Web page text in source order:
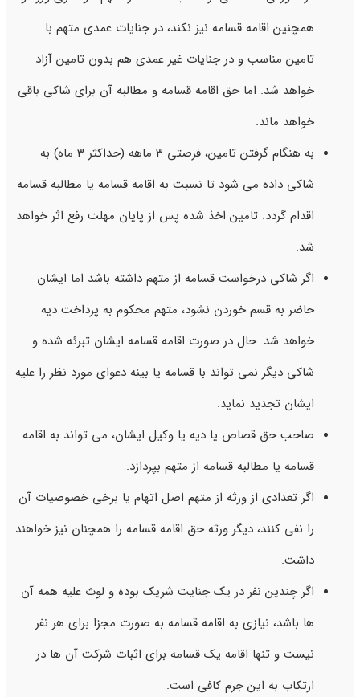
همچنین اقامه قسامه نیز نکند، در جنایات عمدی متهم با
تامین مناسب و در جنایات غیر عمدی هم بدون تامین آزاد
خواهد شد. اما حق اقامه قسامه و مطالبه آن برای شاکی باقی
خواهد ماند.
به هنگام گرفتن تامین، فرصتی 3 ماهه (حداکثر 3 ماه) به
شاکی داده می شود تا نسبت به اقامه قسامه یا مطالبه قسامه
اقدام گردد. تامین اخذ شده پس از پایان مهلت رفع اثر خواهد
شد.
اگر شاکی درخواست قسامه از متهم داشته باشد اما ایشان
حاضر به قسم خوردن نشود، متهم محکوم به پرداخت دیه
خواهد شد. حال در صورت اقامه قسامه ایشان تبرئه شده و
شاکی دیگر نمی تواند با قسامه یا بینه دعوای مورد نظر را علیه
ایشان تجدید نماید.
صاحب حق قصاص یا دیه یا وکیل ایشان، می تواند به اقامه
قسامه یا مطالبه قسامه از متهم بپردازد.
اگر تعدادی از ورثه از متهم اصل اتهام یا برخی خصوصیات آن
را نفی کنند، دیگر ورثه حق اقامه قسامه را همچنان نیز خواهند
داشت.
اگر چندین نفر در یک جنایت شریک بوده و لوث علیه همه آن
ها باشد، نیازی به اقامه قسامه به صورت مجزا برای هر نفر
نیست و تنها اقامه یک قسامه برای اثبات شرکت آن ها در
ارتکاب به این جرم کافی است.